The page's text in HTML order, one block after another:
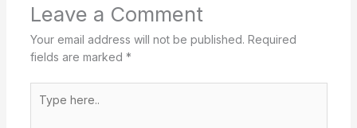
Leave a Comment
Your email address will not be published. Required
fields are marked *
here..